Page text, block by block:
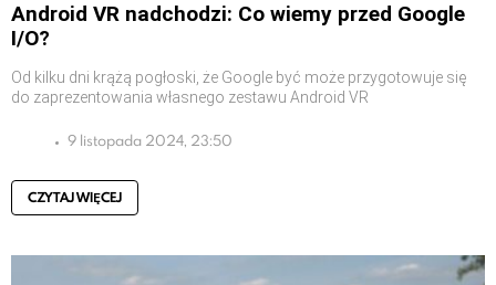
Android VR nadchodzi: Co wiemy przed Google
I/O?
Od kilku dni krążą pogłoski, że Google być może przygotowuje się
do zaprezentowania własnego zestawu Android VR
9 listopada 2024, 23:50
CZYTAJ WIĘCEJ